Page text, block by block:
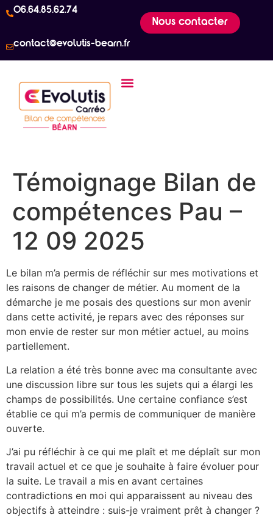
06.64.85.62.74
Nous contacter
contact@evolutis-bearn.fr
Témoignage Bilan de
compétences Pau –
12 09 2025
Le bilan m’a permis de réfléchir sur mes motivations et
les raisons de changer de métier. Au moment de la
démarche je me posais des questions sur mon avenir
dans cette activité, je repars avec des réponses sur
mon envie de rester sur mon métier actuel, au moins
partiellement.
La relation a été très bonne avec ma consultante avec
une discussion libre sur tous les sujets qui a élargi les
champs de possibilités. Une certaine confiance s’est
établie ce qui m’a permis de communiquer de manière
ouverte.
J’ai pu réfléchir à ce qui me plaît et me déplaît sur mon
travail actuel et ce que je souhaite à faire évoluer pour
la suite. Le travail a mis en avant certaines
contradictions en moi qui apparaissent au niveau des
objectifs à atteindre : suis-je vraiment prêt à changer ?